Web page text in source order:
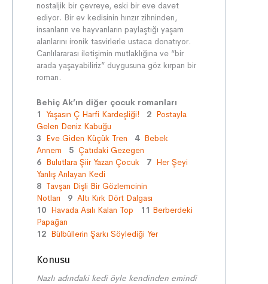
nostaljik bir çevreye, eski bir eve davet
ediyor. Bir ev kedisinin hınzır zihninden,
insanların ve hayvanların paylaştığı yaşam
alanlarını ironik tasvirlerle ustaca donatıyor.
Canlılararası iletişimin mutlaklığına ve “bir
arada yaşayabiliriz” duygusuna göz kırpan bir
roman.
Behiç Ak’ın diğer çocuk romanları
1 Yaşasın Ç Harfi Kardeşliği! 2 Postayla
Gelen Deniz Kabuğu
3 Eve Giden Küçük Tren 4 Bebek
Annem
5 Çatıdaki Gezegen
6 Bulutlara Şiir Yazan Çocuk 7 Her Şeyi
Yanlış Anlayan Kedi
8 Tavşan Dişli Bir Gözlemcinin
Notları
9 Altı Kırk Dört Dalgası
10 Havada Asılı Kalan Top 11 Berberdeki
Papağan
12 Bülbüllerin Şarkı Söylediği Yer
Konusu
Nazlı adındaki kedi öyle kendinden emindi